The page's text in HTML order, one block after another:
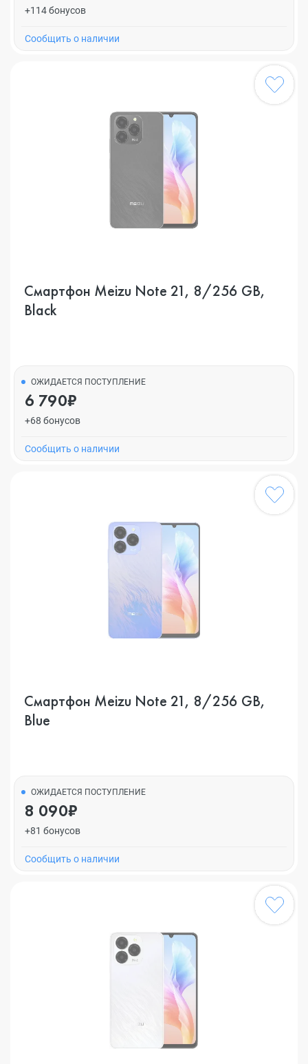
+114 бонусов
Cообщить о наличии
Смартфон Meizu Note 21, 8/256 GB,
Black
ОЖИДАЕТСЯ ПОСТУПЛЕНИЕ
6 790₽
+68 бонусов
Cообщить о наличии
Смартфон Meizu Note 21, 8/256 GB,
Blue
ОЖИДАЕТСЯ ПОСТУПЛЕНИЕ
8 090₽
+81 бонусов
Cообщить о наличии